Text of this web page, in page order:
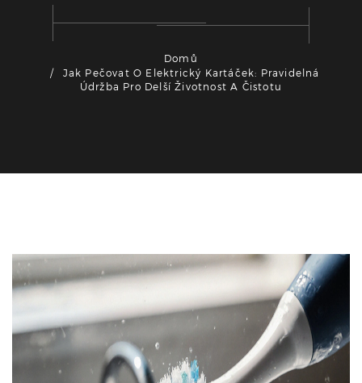
Domů
Jak Pečovat O Elektrický Kartáček: Pravidelná
Údržba Pro Delší Životnost A Čistotu
Zdraví a péče o ústní dutinu